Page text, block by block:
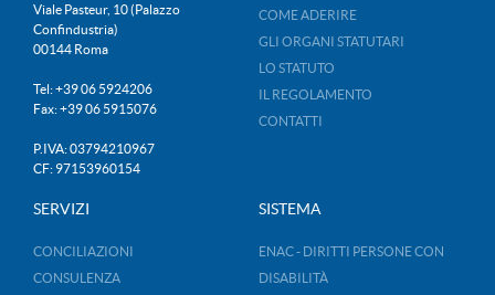
Viale Pasteur, 10 (Palazzo
Confindustria)
00144 Roma
Tel: +39 06 5924206
Fax: +39 06 5915076
P.IVA: 03794210967
CF: 97153960154
COME ADERIRE
GLI ORGANI STATUTARI
LO STATUTO
IL REGOLAMENTO
CONTATTI
SERVIZI
CONCILIAZIONI
CONSULENZA
SISTEMA
ENAC - DIRITTI PERSONE CON
DISABILITÀ